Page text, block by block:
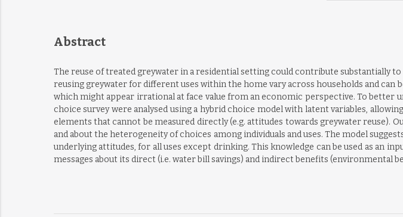
Abstract
The reuse of treated greywater in a residential setting could contribute substantially
reusing greywater for different uses within the home vary across households and
which might appear irrational at face value from an economic perspective. To better
choice survey were analysed using a hybrid choice model with latent variables,
elements that cannot be measured directly (e.g. attitudes towards greywater reuse).
and about the heterogeneity of choices among individuals and uses. The model
underlying attitudes, for all uses except drinking. This knowledge can be used as an
messages about its direct (i.e. water bill savings) and indirect benefits (environmental